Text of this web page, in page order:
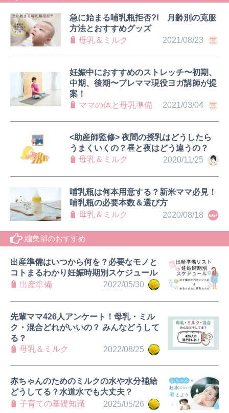
2021/08/23
急に始まる哺乳瓶拒否?! 月齢別の克服
方法とおすすめグッズ
母乳＆ミルク
2021/03/04
妊娠中におすすめのストレッチ〜初期、
中期、後期〜プレママ現役ヨガ講師が提
案！
ママの体と母乳準備
2020/11/25
<助産師監修> 夜間の授乳はどうしたら
うまくいくの？昼と夜はどう違うの？
母乳＆ミルク
2020/08/18
哺乳瓶は何本用意する？新米ママ必見！
哺乳瓶の必要本数＆選び方
母乳＆ミルク
編集部のおすすめ
2022/05/30
出産準備はいつから何を？必要なモノと
コトまるわかり妊娠時期別スケジュール
出産準備
2022/08/25
先輩ママ426人アンケート！母乳・ミル
ク・混合どれがいいの？ みんなどうして
る？
母乳＆ミルク
2025/05/26
赤ちゃんのためのミルクの水や水分補給
どうしてる？水道水でも大丈夫？
子育ての基礎知識